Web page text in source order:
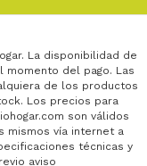
La disponibilidad de
momento del pago. Las
de los productos
Los precios para
son válidos
mismos vía internet a
técnicas y
aviso